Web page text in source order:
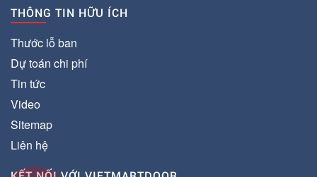
THÔNG TIN HỮU ÍCH
Thước lỗ ban
Dự toán chi phí
Tin tức
Video
Sitemap
Liên hệ